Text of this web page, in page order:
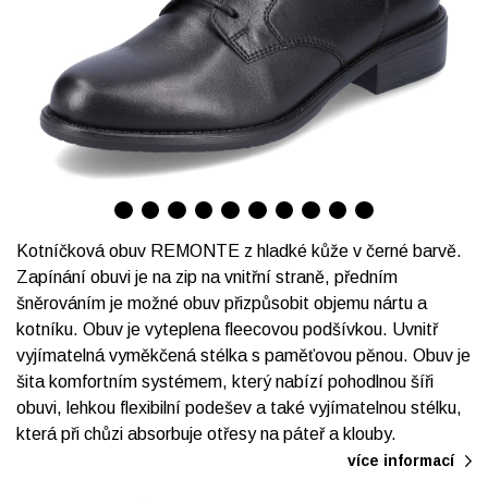
Kotníčková obuv REMONTE z hladké kůže v černé barvě.
Zapínání obuvi je na zip na vnitřní straně, předním
šněrováním je možné obuv přizpůsobit objemu nártu a
kotníku. Obuv je vyteplena fleecovou podšívkou. Uvnitř
vyjímatelná vyměkčená stélka s paměťovou pěnou. Obuv je
šita komfortním systémem, který nabízí pohodlnou šíři
obuvi, lehkou flexibilní podešev a také vyjímatelnou stélku,
která při chůzi absorbuje otřesy na páteř a klouby.
více informací